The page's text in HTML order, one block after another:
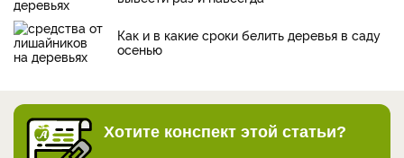
Как и в какие сроки белить деревья в саду
осенью
Хотите конспект этой статьи?